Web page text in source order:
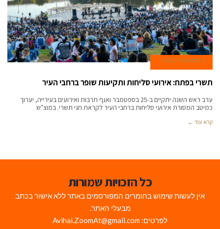
5 בספטמבר 2022
תשרי בפתח: אירועי סליחות ותקיעות שופר ברחבי העיר
ערב ראש השנה יתקיים ב-25 בספטמבר ואגף תרבות ואירועים בעירייה, יערוך
כמיטב המסורת אירועי סליחות ברחבי העיר לקראת חגי תשרי. במוצ"ש
קרא עוד ←
כל הזכויות שמורות
אין לעשות שימוש בחומרים המפורסמים באתר ללא אישור בכתב
מבעלי האתר.
לפרטים: Avihai.ZoomAt@gmail.com